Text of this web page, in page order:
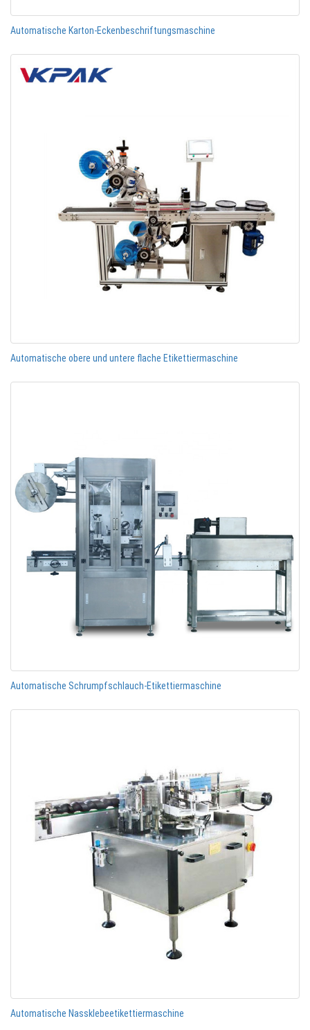
Automatische Karton-Eckenbeschriftungsmaschine
Automatische obere und untere flache Etikettiermaschine
Automatische Schrumpfschlauch-Etikettiermaschine
Automatische Nassklebeetikettiermaschine